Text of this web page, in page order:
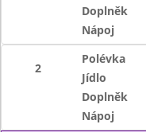
Doplněk
Nápoj
2
Polévka
Jídlo
Doplněk
Nápoj